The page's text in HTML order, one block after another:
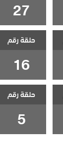
27
حلقة رقم
16
حلقة رقم
5